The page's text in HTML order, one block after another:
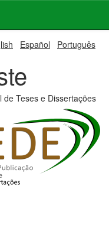
Español Português
de Teses e Dissertações